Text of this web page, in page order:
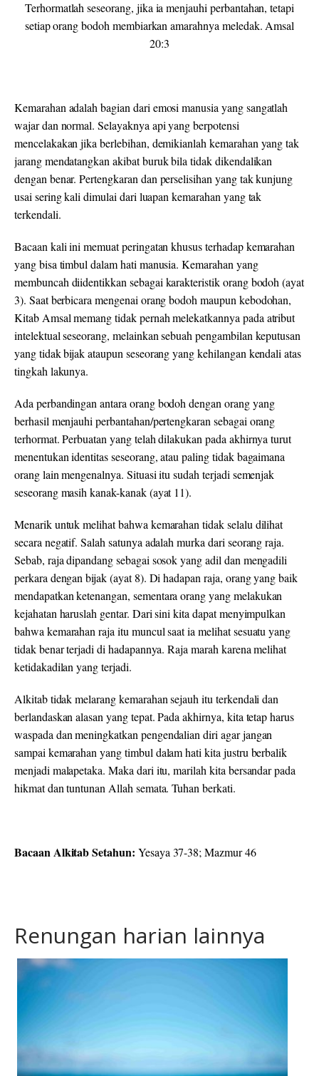
Terhormatlah seseorang, jika ia menjauhi perbantahan, tetapi
setiap orang bodoh membiarkan amarahnya meledak. Amsal
20:3
Kemarahan adalah bagian dari emosi manusia yang sangatlah
wajar dan normal. Selayaknya api yang berpotensi
mencelakakan jika berlebihan, demikianlah kemarahan yang tak
jarang mendatangkan akibat buruk bila tidak dikendalikan
dengan benar. Pertengkaran dan perselisihan yang tak kunjung
usai sering kali dimulai dari luapan kemarahan yang tak
terkendali.
Bacaan kali ini memuat peringatan khusus terhadap kemarahan
yang bisa timbul dalam hati manusia. Kemarahan yang
membuncah diidentikkan sebagai karakteristik orang bodoh (ayat
3). Saat berbicara mengenai orang bodoh maupun kebodohan,
Kitab Amsal memang tidak pernah melekatkannya pada atribut
intelektual seseorang, melainkan sebuah pengambilan keputusan
yang tidak bijak ataupun seseorang yang kehilangan kendali atas
tingkah lakunya.
Ada perbandingan antara orang bodoh dengan orang yang
berhasil menjauhi perbantahan/pertengkaran sebagai orang
terhormat. Perbuatan yang telah dilakukan pada akhirnya turut
menentukan identitas seseorang, atau paling tidak bagaimana
orang lain mengenalnya. Situasi itu sudah terjadi semenjak
seseorang masih kanak-kanak (ayat 11).
Menarik untuk melihat bahwa kemarahan tidak selalu dilihat
secara negatif. Salah satunya adalah murka dari seorang raja.
Sebab, raja dipandang sebagai sosok yang adil dan mengadili
perkara dengan bijak (ayat 8). Di hadapan raja, orang yang baik
mendapatkan ketenangan, sementara orang yang melakukan
kejahatan haruslah gentar. Dari sini kita dapat menyimpulkan
bahwa kemarahan raja itu muncul saat ia melihat sesuatu yang
tidak benar terjadi di hadapannya. Raja marah karena melihat
ketidakadilan yang terjadi.
Alkitab tidak melarang kemarahan sejauh itu terkendali dan
berlandaskan alasan yang tepat. Pada akhirnya, kita tetap harus
waspada dan meningkatkan pengendalian diri agar jangan
sampai kemarahan yang timbul dalam hati kita justru berbalik
menjadi malapetaka. Maka dari itu, marilah kita bersandar pada
hikmat dan tuntunan Allah semata. Tuhan berkati.
Bacaan Alkitab Setahun: Yesaya 37-38; Mazmur 46
Renungan harian lainnya